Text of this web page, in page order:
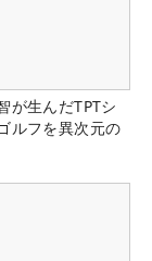
が生んだTPTシ
ルフを異次元の